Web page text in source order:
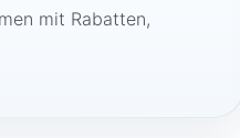
mit Rabatten,